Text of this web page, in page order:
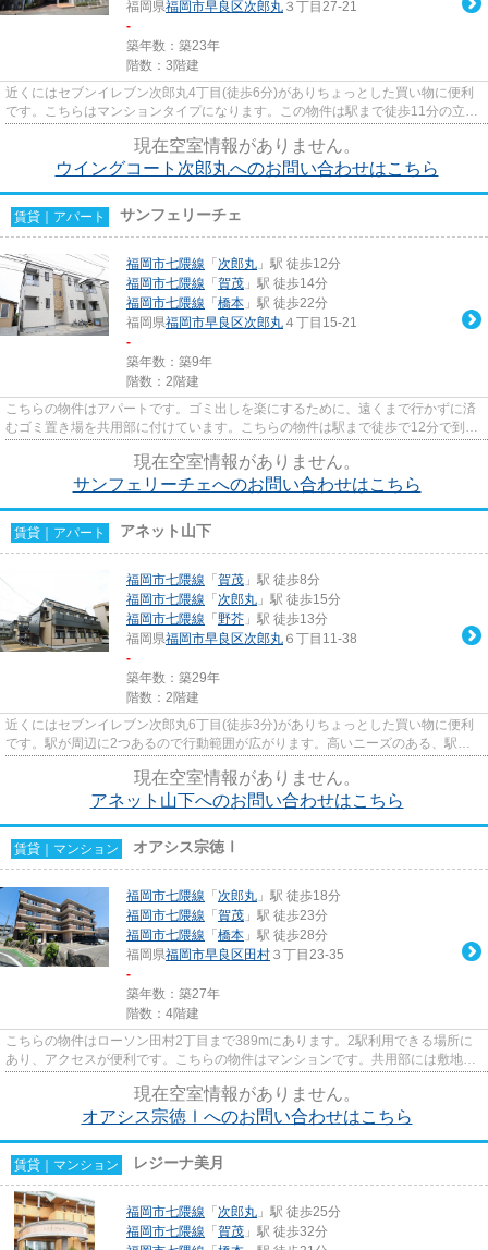
福岡県福岡市早良区次郎丸 ３丁目27-21
-
築年数：築23年
階数：3階建
近くにはセブンイレブン次郎丸4丁目(徒歩6分)がありちょっとした買い物に便利
です。こちらはマンションタイプになります。この物件は駅まで徒歩11分の立地
現在空室情報がありません。
ウイングコート次郎丸へのお問い合わせはこちら
賃貸｜アパート サンフェリーチェ
福岡市七隈線 「 次郎丸 」駅 徒歩12分
福岡市七隈線 「 賀茂 」駅 徒歩14分
福岡市七隈線 「 橋本 」駅 徒歩22分
福岡県福岡市早良区次郎丸 ４丁目15-21
-
築年数：築9年
階数：2階建
こちらの物件はアパートです。ゴミ出しを楽にするために、遠くまで行かずに済
むゴミ置き場を共用部に付けています。こちらの物件は駅まで徒歩で12分で到着
現在空室情報がありません。
サンフェリーチェへのお問い合わせはこちら
賃貸｜アパート アネット山下
福岡市七隈線 「 賀茂 」駅 徒歩8分
福岡市七隈線 「 次郎丸 」駅 徒歩15分
福岡市七隈線 「 野芥 」駅 徒歩13分
福岡県福岡市早良区次郎丸 ６丁目11-38
-
築年数：築29年
階数：2階建
近くにはセブンイレブン次郎丸6丁目(徒歩3分)がありちょっとした買い物に便利
です。駅が周辺に2つあるので行動範囲が広がります。高いニーズのある、駅徒
現在空室情報がありません。
アネット山下へのお問い合わせはこちら
賃貸｜マンション オアシス宗徳Ⅰ
福岡市七隈線 「 次郎丸 」駅 徒歩18分
福岡市七隈線 「 賀茂 」駅 徒歩23分
福岡市七隈線 「 橋本 」駅 徒歩28分
福岡県福岡市早良区 田村 ３丁目23-35
-
築年数：築27年
階数：4階建
こちらの物件はローソン田村2丁目まで389mにあります。2駅利用できる場所に
あり、アクセスが便利です。こちらの物件はマンションです。共用部には敷地内
現在空室情報がありません。
オアシス宗徳Ⅰへのお問い合わせはこちら
賃貸｜マンション レジーナ美月
福岡市七隈線 「 次郎丸 」駅 徒歩25分
福岡市七隈線 「 賀茂 」駅 徒歩32分